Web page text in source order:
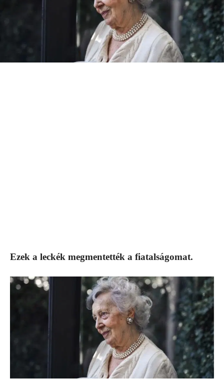
Ezek a leckék megmentették a fiatalságomat.